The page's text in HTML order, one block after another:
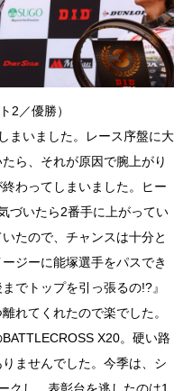
2／優勝）
まいました。レース序盤に大
ら、それが原因で腕上がり
わってしまいました。ヒー
づいたら2番手に上がってい
たので、チャンスは十分と
ジーに能塚選手をパスでき
でトップを引っ張るの!?』
れてくれたので楽でした。
X20。硬い路
ませんでした。今季は、シ